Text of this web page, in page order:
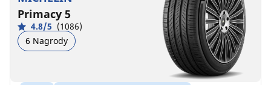
Primacy 5
4.8/5 (1086)
6 Nagrody